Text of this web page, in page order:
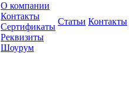
О компании
Контакты
Сертификаты
Реквизиты
Шоурум
Статьи Контакты